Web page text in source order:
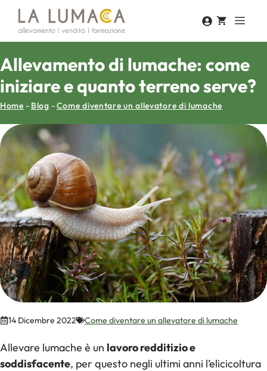
contenuto
Allevamento di lumache: come
iniziare e quanto terreno serve?
Home - Blog -Come diventare un allevatore di lumache
14 Dicembre 2022 Come diventare un allevatore di lumache
Allevare lumache è un lavoro redditizio e
soddisfacente, per questo negli ultimi anni l’elicicoltura